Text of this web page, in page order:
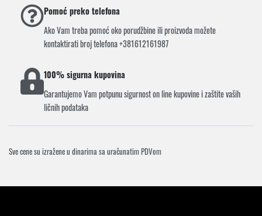
Pomoć preko telefona
Ako Vam treba pomoć oko porudžbine ili proizvoda možete
kontaktirati broj telefona +381612161987
100% sigurna kupovina
Garantujemo Vam potpunu sigurnost on line kupovine i zaštite vaših
ličnih podataka
Sve cene su izražene u dinarima sa uračunatim PDVom